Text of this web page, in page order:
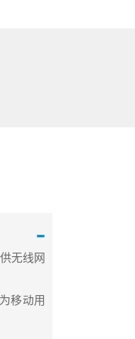
无线网
移动用